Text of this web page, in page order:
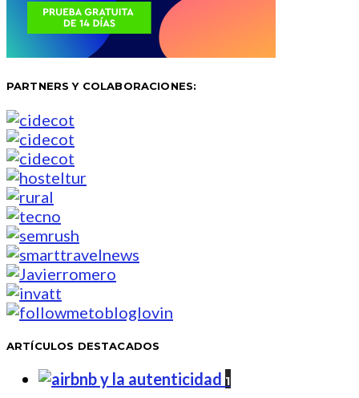
PARTNERS Y COLABORACIONES:
ARTÍCULOS DESTACADOS
1